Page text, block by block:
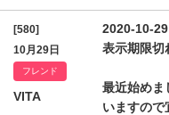
[580]
10月29日
フレンド
VITA
2020-10-
表示期限切
最近始めま
いますので